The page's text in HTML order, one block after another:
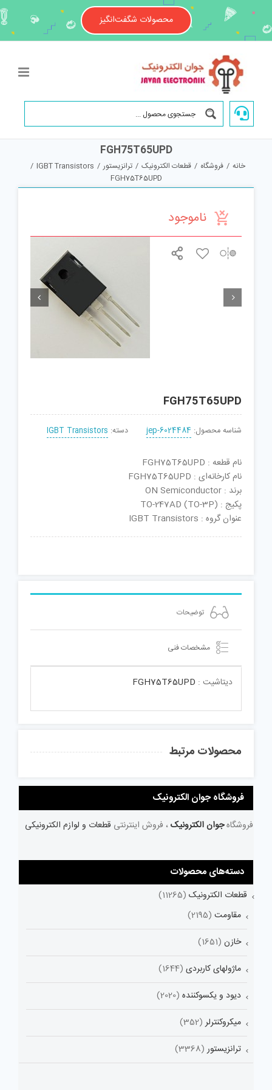
content
محصولات شگفت‌انگیز
FGH75T65UPD
خانه / فروشگاه / قطعات الکترونیک / ترانزیستور /
IGBT Transistors
/
FGH75T65UPD
ناموجود
 
FGH75T65UPD
شناسه محصول: jep-6024484 دسته: IGBT Transistors
نام قطعه : FGH75T65UPD
نام کارخانه‌ای : FGH75T65UPD
برند : ON Semiconductor
پکیج : TO-247AD (TO-3P)
عنوان گروه : IGBT Transistors
توضیحات
مشخصات فنی
دیتاشیت : FGH75T65UPD
محصولات مرتبط
فروشگاه جوان الکترونیک
فروشگاهجوان الکترونیک ، فروش اینترنتی قطعات و لوازم الکترونیکی
دسته‌های محصولات
قطعات الکترونیک (11265)
مقاومت (2195)
خازن (1651)
ماژولهای کاربردی (1644)
دیود و یکسوکننده (2020)
میکروکنترلر (352)
ترانزیستور (3368)